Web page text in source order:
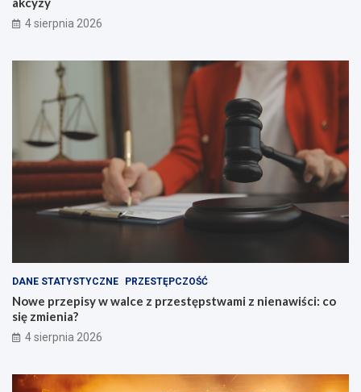
4 sierpnia 2026
DANE STATYSTYCZNE PRZESTĘPCZOŚĆ
Nowe przepisy w walce z przestępstwami z nienawiści: co
się zmienia?
4 sierpnia 2026